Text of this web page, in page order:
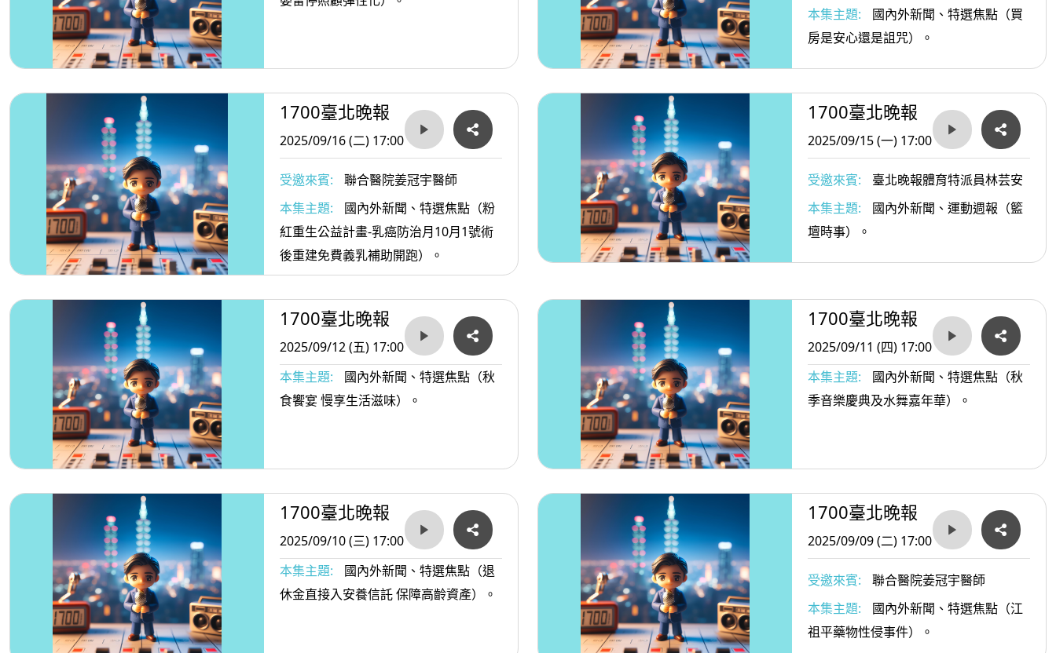
良顧問
本集主題:
國內外新聞、特選焦點（買
房是安心還是詛咒）。
1700臺北晚報
2025/09/16 (二) 17:00
受邀來賓:
聯合醫院姜冠宇醫師
本集主題:
國內外新聞、特選焦點（粉
紅重生公益計畫-乳癌防治月10月1號術
後重建免費義乳補助開跑）。
1700臺北晚報
2025/09/15 (一) 17:00
受邀來賓:
臺北晚報體育特派員林芸安
本集主題:
國內外新聞、運動週報（籃
壇時事）。
1700臺北晚報
2025/09/12 (五) 17:00
本集主題:
國內外新聞、特選焦點（秋
食饗宴 慢享生活滋味）。
1700臺北晚報
2025/09/11 (四) 17:00
本集主題:
國內外新聞、特選焦點（秋
季音樂慶典及水舞嘉年華）。
1700臺北晚報
2025/09/10 (三) 17:00
本集主題:
國內外新聞、特選焦點（退
休金直接入安養信託 保障高齡資產）。
1700臺北晚報
2025/09/09 (二) 17:00
受邀來賓:
聯合醫院姜冠宇醫師
本集主題:
國內外新聞、特選焦點（江
祖平藥物性侵事件）。